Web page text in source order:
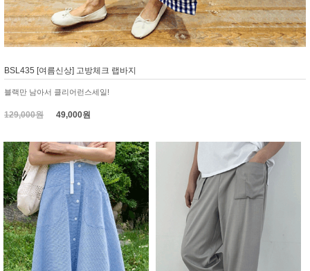
BSL435 [여름신상] 고방체크 랩바지
블랙만 남아서 클리어런스세일!
129,000원 49,000원